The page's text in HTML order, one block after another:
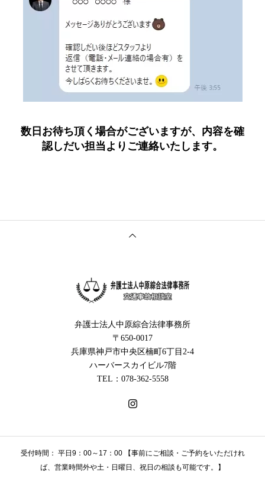
数日お待ち頂く場合がございますが、内容を確
認しだい担当よりご連絡いたします。
弁護士法人中原綜合法律事務所
〒650-0017
兵庫県神戸市中央区楠町6丁目2-4
ハーバースカイビル7階
TEL：078-362-5558
受付時間： 平日9：00～17：00 【事前にご相談・ご予約をいただけれ
ば、営業時間外や土・日曜日、祝日の相談も可能です。】